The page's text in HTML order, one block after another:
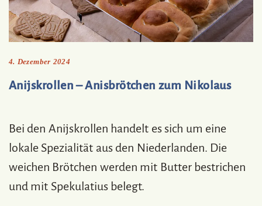
4. Dezember 2024
Anijskrollen – Anisbrötchen zum Nikolaus
Bei den Anijskrollen handelt es sich um eine
lokale Spezialität aus den Niederlanden. Die
weichen Brötchen werden mit Butter bestrichen
und mit Spekulatius belegt.